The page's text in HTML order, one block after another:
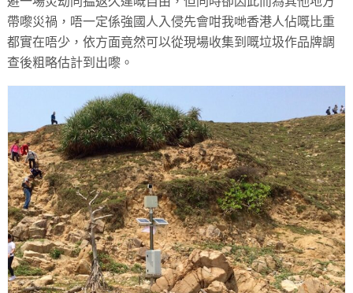
帶嚟災禍，唔一定係強國人入侵先會咁我哋香港人佔嘅比重
都實在唔少，依方面竟然可以從現場收集到嘅垃圾作品牌調
查後粗略估計到出嚟。